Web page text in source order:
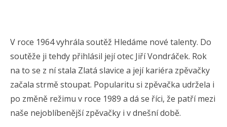
V roce 1964 vyhrála soutěž Hledáme nové talenty. Do
soutěže ji tehdy přihlásil její otec Jiří Vondráček. Rok
na to se z ní stala Zlatá slavice a její kariéra zpěvačky
začala strmě stoupat. Popularitu si zpěvačka udržela i
po změně režimu v roce 1989 a dá se říci, že patří mezi
naše nejoblíbenější zpěvačky i v dnešní době.